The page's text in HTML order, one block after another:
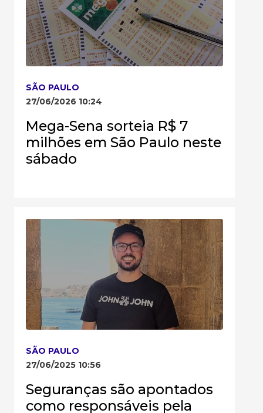
SÃO PAULO
27/06/2026 10:24
Mega-Sena sorteia R$ 7
milhões em São Paulo neste
sábado
SÃO PAULO
27/06/2025 10:56
Seguranças são apontados
como responsáveis pela